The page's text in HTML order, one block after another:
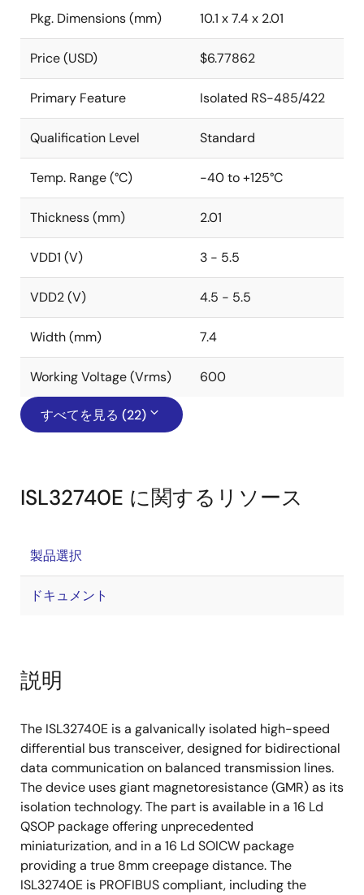
Pkg. Dimensions (mm) 10.1 x 7.4 x 2.01
Price (USD) $6.77862
Primary Feature Isolated RS-485/422
Qualification Level Standard
Temp. Range (°C) -40 to +125°C
Thickness (mm) 2.01
VDD1 (V) 3 - 5.5
VDD2 (V) 4.5 - 5.5
Width (mm) 7.4
Working Voltage (Vrms) 600
すべてを見る (22)
ISL32740E に関するリソース
製品選択
ドキュメント
説明
The ISL32740E is a galvanically isolated high-speed
differential bus transceiver, designed for bidirectional
data communication on balanced transmission lines.
The device uses giant magnetoresistance (GMR) as its
isolation technology. The part is available in a 16 Ld
QSOP package offering unprecedented
miniaturization, and in a 16 Ld SOICW package
providing a true 8mm creepage distance. The
ISL32740E is PROFIBUS compliant, including the